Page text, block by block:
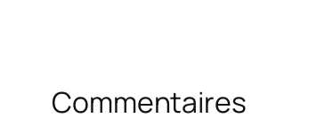
Commentaires